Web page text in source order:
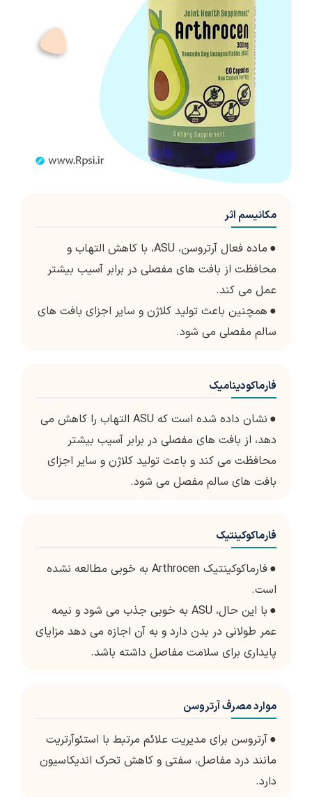
مکانیسم اثر
●
ماده فعال آرتروسن، ASU، با کاهش التهاب و
محافظت از بافت های مفصلی در برابر آسیب بیشتر
عمل می کند.
● همچنین باعث تولید کلاژن و سایر اجزای بافت های
سالم مفصلی می شود.
فارماکودینامیک
●
نشان داده شده است که ASU التهاب را کاهش می
دهد، از بافت های مفصلی در برابر آسیب بیشتر
محافظت می کند و باعث تولید کلاژن و سایر اجزای
بافت های سالم مفصل می شود.
فارماکوکینتیک
●
فارماکوکینتیک Arthrocen به خوبی مطالعه نشده
است.
●
با این حال، ASU به خوبی جذب می شود و نیمه
عمر طولانی در بدن دارد و به آن اجازه می دهد مزایای
پایداری برای سلامت مفاصل داشته باشد.
موارد مصرف آرتروسن
●آرتروسن برای مدیریت علائم مرتبط با استئوآرتریت
مانند درد مفاصل، سفتی و کاهش تحرک اندیکاسیون
دارد.